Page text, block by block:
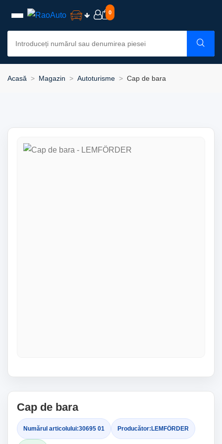
0
Acasă Magazin Autoturisme Cap de bara
Cap de bara
Numărul articolului:30695 01 Producător: LEMFÖRDER